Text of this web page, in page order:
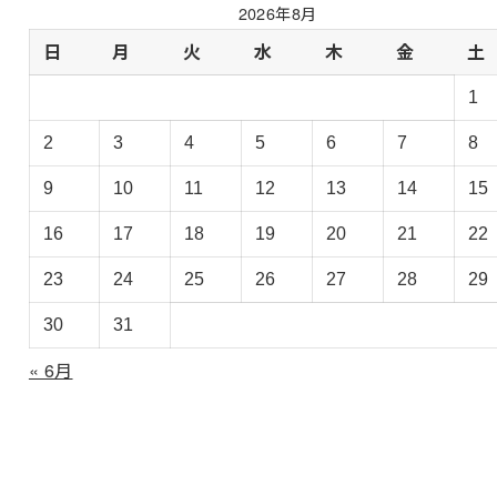
過
去
ロ
の
ア
ー
カ
イ
ブ
2026年8月
日 月 火 水 木 金 土
1
2 3 4 5 6 7 8
9 10 11 12 13 14 15
16 17 18 19 20 21 22
23 24 25 26 27 28 29
30 31
« 6月